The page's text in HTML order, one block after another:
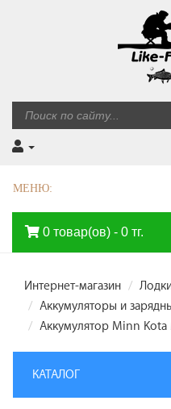
МЕНЮ:
0 товар(ов) - 0 тг.
Интернет-магазин
Аккумуляторы и
Аккумулятор Minn Kota
КАТАЛОГ